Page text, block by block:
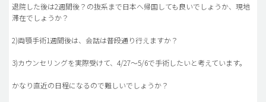
退院した後は2週間後？の抜系まで日本へ帰国しても良いでしょうか、現地
滞在でしょうか？
2)両顎手術1週間後は、会話は普段通り行えますか？
3)カウンセリングを実際受けて、4/27〜5/6で手術したいと考えています。
かなり直近の日程になるので難しいでしょうか？